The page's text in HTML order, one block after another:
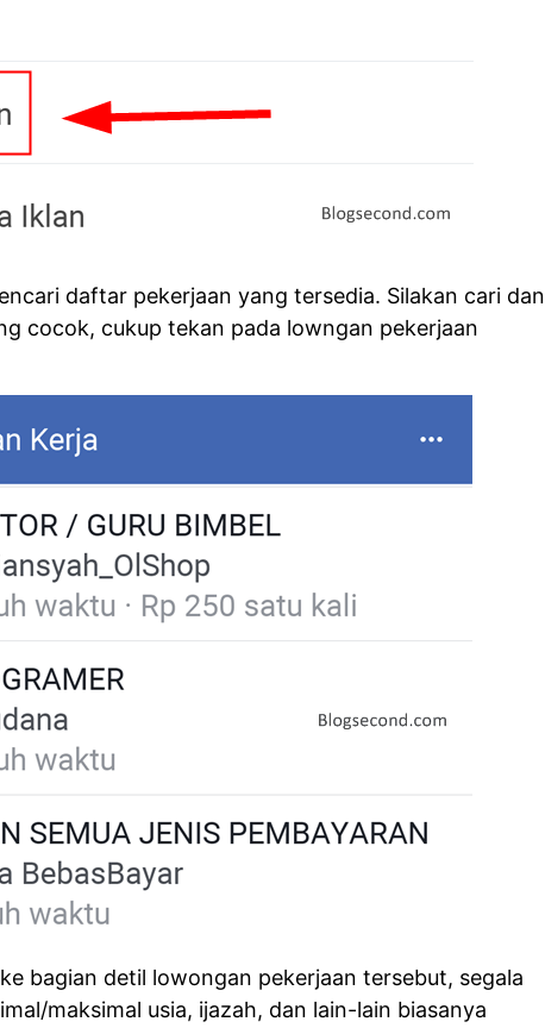
daftar pekerjaan yang tersedia. Silakan cari dan
cocok, cukup tekan pada lowngan pekerjaan
bagian detil lowongan pekerjaan tersebut, segala
maksimal usia, ijazah, dan lain-lain biasanya